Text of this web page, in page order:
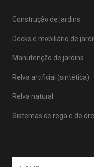
Construção de jardins
Decks e mobiliário de
Manutenção de jardins
Relva artificial (sintética)
Relva natural
Sistemas de rega e de